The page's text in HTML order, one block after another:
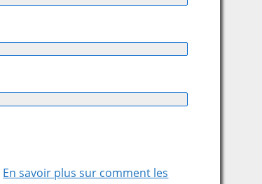
En savoir plus sur comment les